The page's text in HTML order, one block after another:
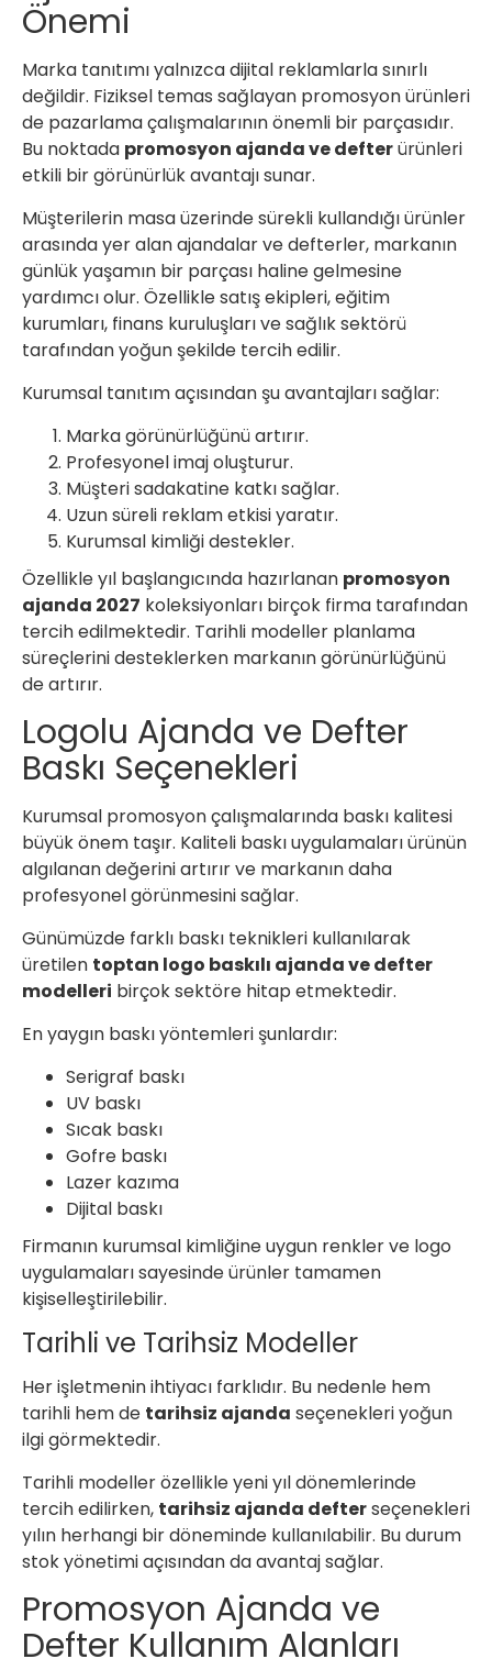
Önemi
Marka tanıtımı yalnızca dijital reklamlarla sınırlı
değildir. Fiziksel temas sağlayan promosyon ürünleri
de pazarlama çalışmalarının önemli bir parçasıdır.
Bu noktada promosyon ajanda ve defterürünleri
etkili bir görünürlük avantajı sunar.
Müşterilerin masa üzerinde sürekli kullandığı ürünler
arasında yer alan ajandalar ve defterler, markanın
günlük yaşamın bir parçası haline gelmesine
yardımcı olur. Özellikle satış ekipleri, eğitim
kurumları, finans kuruluşları ve sağlık sektörü
tarafından yoğun şekilde tercih edilir.
Kurumsal tanıtım açısından şu avantajları sağlar:
Marka görünürlüğünü artırır.
Profesyonel imaj oluşturur.
Müşteri sadakatine katkı sağlar.
Uzun süreli reklam etkisi yaratır.
Kurumsal kimliği destekler.
Özellikle yıl başlangıcında hazırlanan promosyon
ajanda 2027 koleksiyonları birçok firma tarafından
tercih edilmektedir. Tarihli modeller planlama
süreçlerini desteklerken markanın görünürlüğünü
de artırır.
Logolu Ajanda ve Defter
Baskı Seçenekleri
Kurumsal promosyon çalışmalarında baskı kalitesi
büyük önem taşır. Kaliteli baskı uygulamaları ürünün
algılanan değerini artırır ve markanın daha
profesyonel görünmesini sağlar.
Günümüzde farklı baskı teknikleri kullanılarak
üretilen toptan logo baskılı ajanda ve defter
modelleri birçok sektöre hitap etmektedir.
En yaygın baskı yöntemleri şunlardır:
Serigraf baskı
UV baskı
Sıcak baskı
Gofre baskı
Lazer kazıma
Dijital baskı
Firmanın kurumsal kimliğine uygun renkler ve logo
uygulamaları sayesinde ürünler tamamen
kişiselleştirilebilir.
Tarihli ve Tarihsiz Modeller
Her işletmenin ihtiyacı farklıdır. Bu nedenle hem
tarihli hem de tarihsiz ajanda seçenekleri yoğun
ilgi görmektedir.
Tarihli modeller özellikle yeni yıl dönemlerinde
tercih edilirken, tarihsiz ajanda defterseçenekleri
yılın herhangi bir döneminde kullanılabilir. Bu durum
stok yönetimi açısından da avantaj sağlar.
Promosyon Ajanda ve
Defter Kullanım Alanları